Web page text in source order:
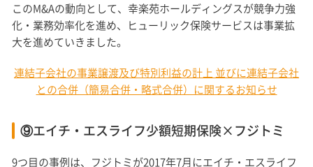
このM&Aの動向として、幸楽苑ホールディングスが競争力強
化・業務効率化を進め、ヒューリック保険サービスは事業拡
大を進めていきました。
連結子会社の事業譲渡及び特別利益の計上 並びに連結子会社
との合併（簡易合併・略式合併）に関するお知らせ
⑨エイチ・エスライフ少額短期保険×フジトミ
9つ目の事例は、フジトミが2017年7月にエイチ・エスライフ